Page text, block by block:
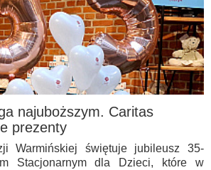
najuboższym. Caritas
prezenty
Warmińskiej świętuje jubileusz 35-
Stacjonarnym dla Dzieci, które w